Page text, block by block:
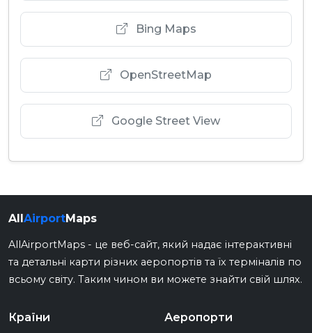
Bing Maps
OpenStreetMap
Google Street View
AllAirportMaps
AllAirportMaps - це веб-сайт, який надає інтерактивні
та детальні карти різних аеропортів та їх терміналів по
всьому світу. Таким чином ви можете знайти свій шлях.
Країни Аеропорти